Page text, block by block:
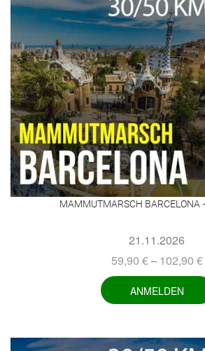
MAMMUTMARSCH
21.11.2026
59,90 € –102,90 €
ANMELDEN